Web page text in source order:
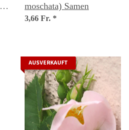
moschata) Samen
3,66 Fr. *
AUSVERKAUFT